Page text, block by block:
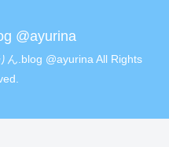
@ayurina
.blog @ayurina All Rights